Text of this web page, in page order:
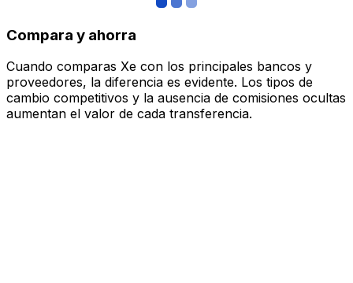
Compara y ahorra
Cuando comparas Xe con los principales bancos y
proveedores, la diferencia es evidente. Los tipos de
cambio competitivos y la ausencia de comisiones ocultas
aumentan el valor de cada transferencia.